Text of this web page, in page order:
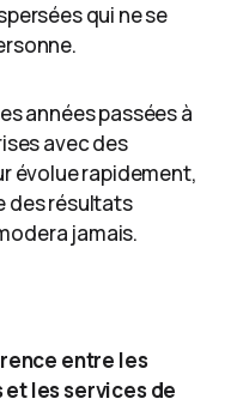
qui ne se
années passées à
avec des
évolue rapidement,
des résultats
jamais.
entre les
les services de